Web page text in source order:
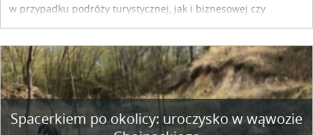
w przypadku podróży turystycznej, jak i biznesowej czy
służbowej. Pamiętać tylko trzeba o wykupieniu winiety, co
współpracy reklamowej z Hungary Vignette.
Spacerkiem po okolicy: uroczysko w wąwozie